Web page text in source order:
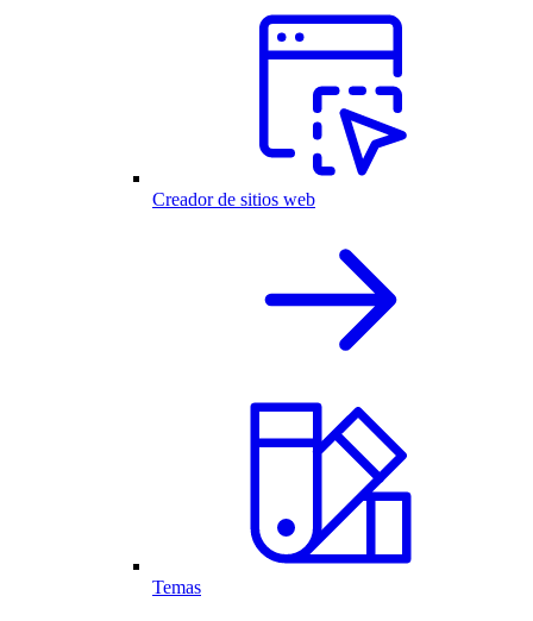
Creador de sitios web
Temas